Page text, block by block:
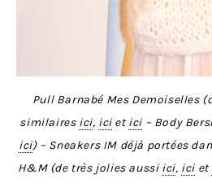
Pull Barnabé Mes Demoiselles
similaires ici, icietici – Body
ici) – Sneakers IM déjà portées
H&M (de très jolies aussi ici, iciet